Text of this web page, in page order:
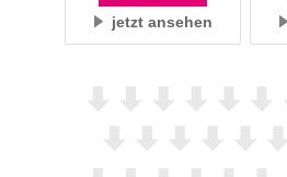
jetzt ansehen